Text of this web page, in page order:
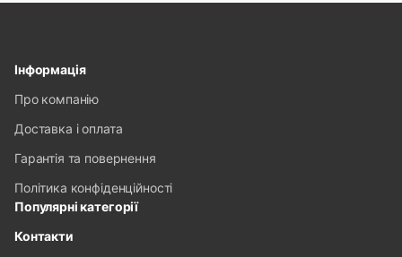
Інформація
Про компанію
Доставка і оплата
Гарантія та повернення
Політика конфіденційності
Популярні категорії
Контакти